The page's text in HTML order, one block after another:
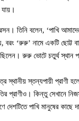
যায়।
তিনি বলেন, ‘পাখি
‘রুরু’ নামে একটি ছোট্ট
রুরু ভোটে চতুর্থ স্থান
স্থানীয় স্তন্যপায়ী প্রাণী
প্রাণীও। কিন্তু সেখানে
দেশটিতে পাখি মানুষের কাছে